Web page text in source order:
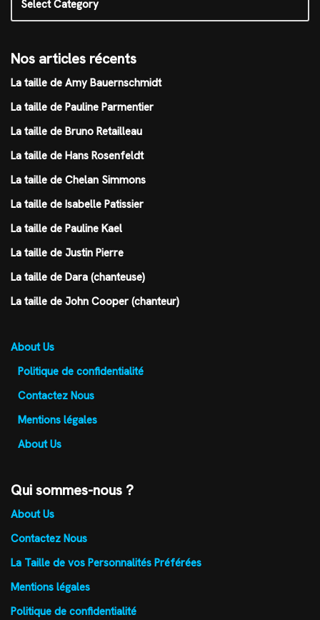
Nos articles récents
La taille de Amy Bauernschmidt
La taille de Pauline Parmentier
La taille de Bruno Retailleau
La taille de Hans Rosenfeldt
La taille de Chelan Simmons
La taille de Isabelle Patissier
La taille de Pauline Kael
La taille de Justin Pierre
La taille de Dara (chanteuse)
La taille de John Cooper (chanteur)
About Us
Politique de confidentialité
Contactez Nous
Mentions légales
About Us
Qui sommes-nous ?
About Us
Contactez Nous
La Taille de vos Personnalités Préférées
Mentions légales
Politique de confidentialité